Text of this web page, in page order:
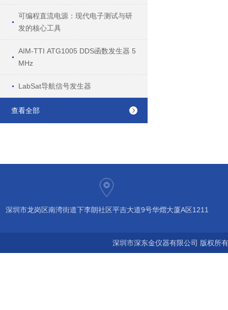
可编程直流电源：现代电子测试与研
发的核心工具
AIM-TTI ATG1005 DDS函数发生器 5
MHz
LabSat导航信号发生器
查看全部
深圳市龙岗区南湾街道下李朗社区平吉大道9号华熠大厦A区1211
深圳市深东金仪器有限公司 版权所